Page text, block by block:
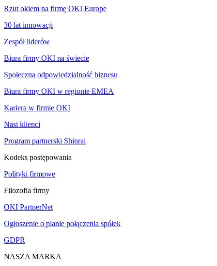
Rzut okiem na firmę OKI Europe
30 lat innowacji
Zespół liderów
Biura firmy OKI na świecie
Społeczna odpowiedzialność biznesu
Biura firmy OKI w regionie EMEA
Kariera w firmie OKI
Nasi klienci
Program partnerski Shinrai
Kodeks postępowania
Polityki firmowe
Filozofia firmy
OKI PartnerNet
Ogłoszenie o planie połączenia spółek
GDPR
NASZA MARKA